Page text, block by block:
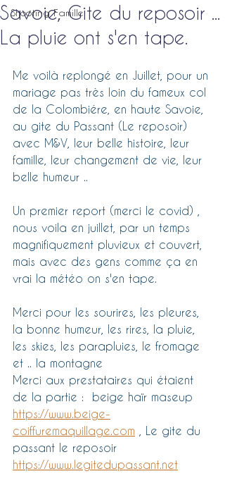
Shooting Famille
Savoie, Gite du reposoir ...
La pluie ont s'en tape.
Me voilà replongé en Juillet, pour un
mariage pas très loin du fameux col
de la Colombiére, en haute Savoie,
au gite du Passant (Le reposoir)
avec M&V, leur belle histoire, leur
famille, leur changement de vie, leur
belle humeur ..
Un premier report (merci le covid) ,
nous voila en juillet, par un temps
magnifiquement pluvieux et couvert,
mais avec des gens comme ça en
vrai la météo on s'en tape.
Merci pour les sourires, les pleures,
la bonne humeur, les rires, la pluie,
les skies, les parapluies, le fromage
et .. la montagne
Merci aux prestataires qui étaient
de la partie :  beige haïr maseup
https://www.beige-
coiffuremaquillage.com , Le gite du
passant le reposoir
https://www.legitedupassant.net